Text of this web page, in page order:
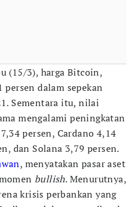
(15/3), harga Bitcoin,
dalam sepekan
Sementara itu, nilai
mengalami peningkatan
persen, Cardano 4,14
dan Solana 3,79 persen.
, menyatakan pasar aset
bullish. Menurutnya,
krisis perbankan yang